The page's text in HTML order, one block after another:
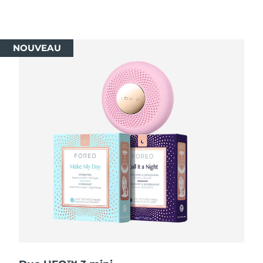
NOUVEAU
Macao
Livraison estimée
Livraison estimée
Livraison estimée
Monaco Livraison estimée
Pays-Bas Livraison estimée
Nouvelle-Zélande Livraison estimée
Oman